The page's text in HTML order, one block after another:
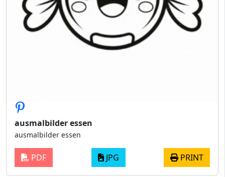
ausmalbilder essen
ausmalbilder essen
PDF JPG PRINT